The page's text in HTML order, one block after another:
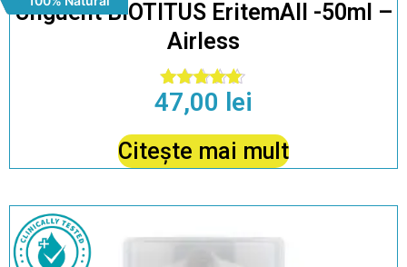
Unguent BIOTITUS EritemAll -50ml –
Airless
Evaluat la
4.86
47,00 lei
Citește mai mult